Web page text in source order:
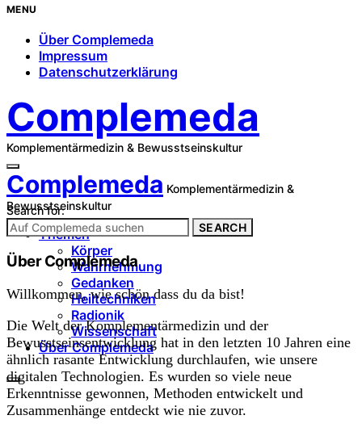
MENU
Über Complemeda
Impressum
Datenschutzerklärung
Complemeda
Komplementärmedizin & Bewusstseinskultur
Complemeda Komplementärmedizin &
Bewusstseinskultur
Themen
Körper
Wahrnehmung
Gedanken
Heiltechniken
Radionik
Wissenschaft
Über Complemeda
Search for:
SEARCH
Über Complemeda
Willkommen, wie schön dass du da bist!
Die Welt der Komplementärmedizin und der
Bewusstseinsentwicklung hat in den letzten 10 Jahren eine
ähnlich rasante Entwicklung durchlaufen, wie unsere
digitalen Technologien. Es wurden so viele neue
Erkenntnisse gewonnen, Methoden entwickelt und
Zusammenhänge entdeckt wie nie zuvor.